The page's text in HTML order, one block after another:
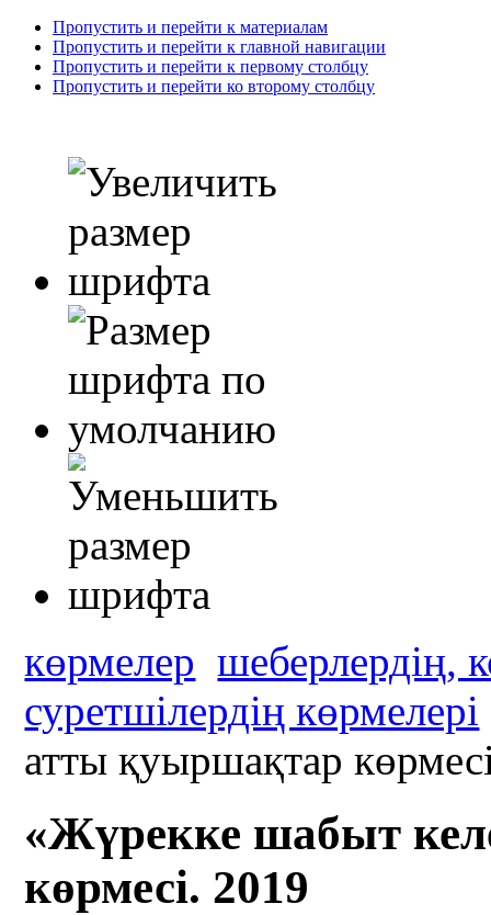
Пропустить и перейти к материалам
Пропустить и перейти к главной навигации
Пропустить и перейти к первому столбцу
Пропустить и перейти ко второму столбцу
көрмелер шеберлердің,
суретшілердің көрмелері
атты қуыршақтар
«Жүрекке шабыт
көрмесі. 2019